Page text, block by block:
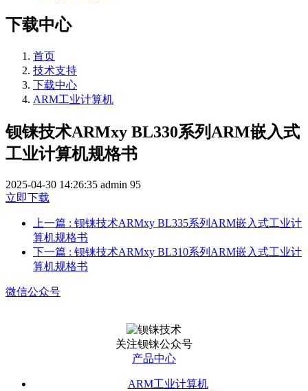
下载中心
首页
技术支持
下载中心
ARM工业计算机
钡铼技术ARMxy BL330系列ARM嵌入式
工业计算机规格书
2025-04-30 14:26:35 admin 95
立即下载
上一篇 : 钡铼技术ARMxy BL335系列ARM嵌入式工业计
算机规格书
下一篇 : 钡铼技术ARMxy BL310系列ARM嵌入式工业计
算机规格书
微信公众号
关注钡铼公众号
产品中心
ARM工业计算机